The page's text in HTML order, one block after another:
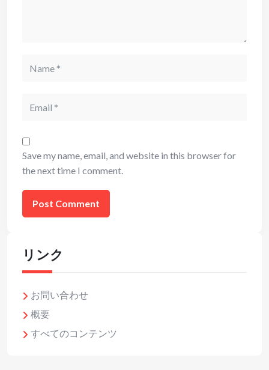
Save my name, email, and website in this browser for
the next time I comment.
リンク
お問い合わせ
概要
すべてのコンテンツ